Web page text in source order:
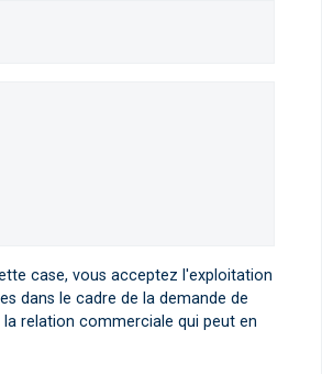
case, vous acceptez l'exploitation
dans le cadre de la demande de
relation commerciale qui peut en